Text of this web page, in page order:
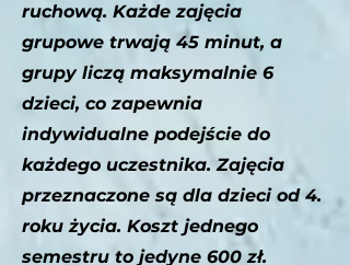
ruchową. Każde zajęcia
grupowe trwają 45 minut, a
grupy liczą maksymalnie 6
dzieci, co zapewnia
indywidualne podejście do
każdego uczestnika. Zajęcia
przeznaczone są dla dzieci od 4.
roku życia. Koszt jednego
semestru to jedyne 600 zł.